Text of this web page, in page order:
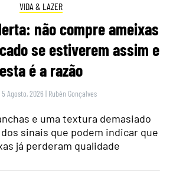
VIDA & LAZER
não compre ameixas
se estiverem assim e
esta é a razão
5 Agosto, 2026 | Rubén Gonçalves
e uma textura demasiado
sinais que podem indicar que
já perderam qualidade